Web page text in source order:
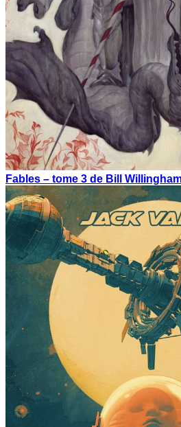
Fables – tome 3 de Bill